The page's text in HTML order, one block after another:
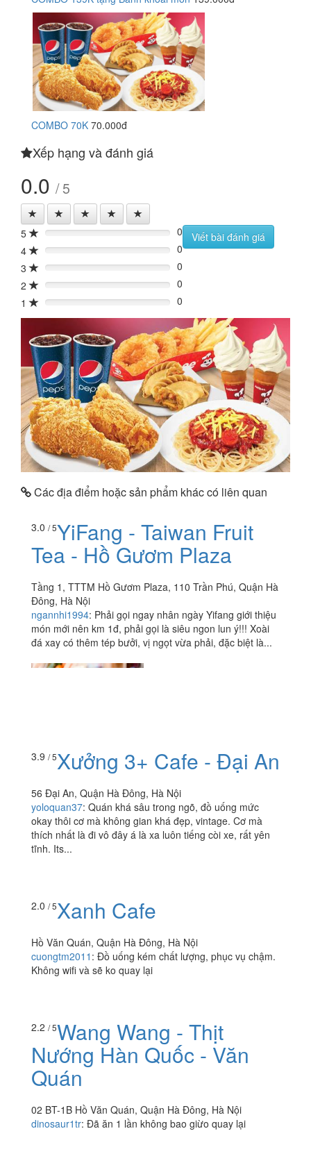
COMBO 70K 70.000đ
Xếp hạng và đánh giá
0.0 / 5
5 0%
0
4
0%
0
3
0%
0
2
0%
0
1
0% 0
Viết bài đánh giá
Các địa điểm hoặc sản phẩm khác có liên quan
3.0 / 5YiFang - Taiwan Fruit
Tea - Hồ Gươm Plaza
Tầng 1, TTTM Hồ Gươm Plaza, 110 Trần Phú, Quận Hà
Đông, Hà Nội
ngannhi1994: Phải gọi ngay nhân ngày Yifang giới thiệu
món mới nên km 1đ, phải gọi là siêu ngon lun ý!!! Xoài
đá xay có thêm tép bưởi, vị ngọt vừa phải, đặc biệt là...
3.9 / 5Xưởng 3+ Cafe - Đại An
56 Đại An, Quận Hà Đông, Hà Nội
yoloquan37: Quán khá sâu trong ngõ, đồ uống mức
okay thôi cơ mà không gian khá đẹp, vintage. Cơ mà
thích nhất là đi vô đây á là xa luôn tiếng còi xe, rất yên
tĩnh. Its...
2.0/ 5Xanh Cafe
Không wifi và sẽ ko quay lại
2.2/ 5Wang Wang - Thịt
Nướng Hàn Quốc - Văn
Quán